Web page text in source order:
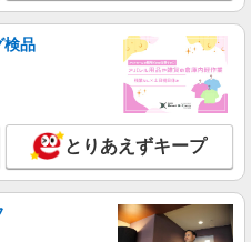
デイサービス、サービス付き
す。
1350〜1550円（資格・経験によ
1550〜1750円（資格・経験によ
い対応も可能です。詳しくは面談
さい。 ◆交通費：別途全額支給 ※
線「赤井駅」 ◆JR常磐線「泉
他、近隣に多数勤務地あります！
詳細を見る
検品
とりあえずキープ